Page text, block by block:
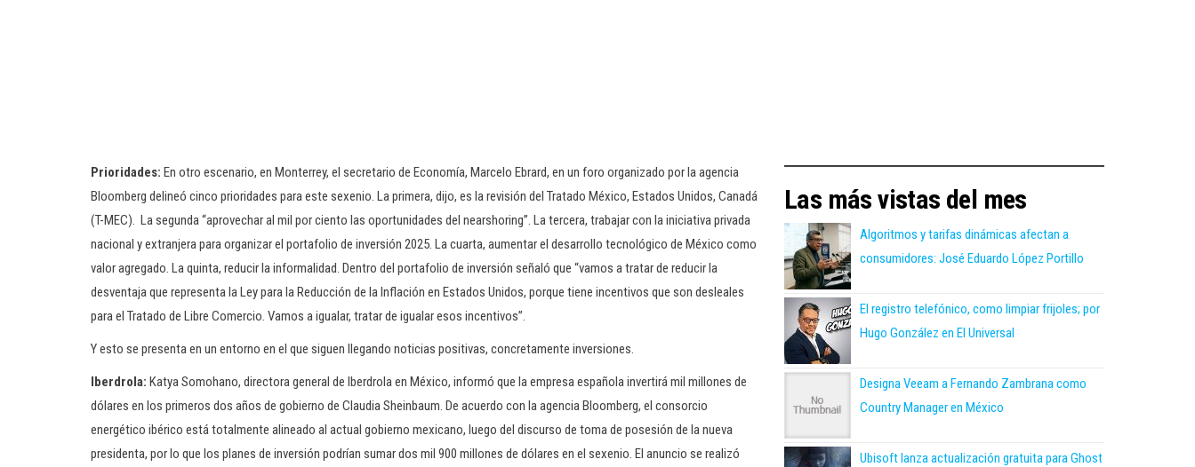
Prioridades: En otro escenario, en Monterrey, el secretario de Economía, Marcelo Ebrard, en un foro organizado por la agencia
Bloomberg delineó cinco prioridades para este sexenio. La primera, dijo, es la revisión del Tratado México, Estados Unidos, Canadá
(T-MEC). La segunda “aprovechar al mil por ciento las oportunidades del nearshoring”. La tercera, trabajar con la iniciativa privada
nacional y extranjera para organizar el portafolio de inversión 2025. La cuarta, aumentar el desarrollo tecnológico de México como
valor agregado. La quinta, reducir la informalidad. Dentro del portafolio de inversión señaló que “vamos a tratar de reducir la
desventaja que representa la Ley para la Reducción de la Inflación en Estados Unidos, porque tiene incentivos que son desleales
para el Tratado de Libre Comercio. Vamos a igualar, tratar de igualar esos incentivos”.
Y esto se presenta en un entorno en el que siguen llegando noticias positivas, concretamente inversiones.
Iberdrola: Katya Somohano, directora general de Iberdrola en México, informó que la empresa española invertirá mil millones de
dólares en los primeros dos años de gobierno de Claudia Sheinbaum. De acuerdo con la agencia Bloomberg, el consorcio
energético ibérico está totalmente alineado al actual gobierno mexicano, luego del discurso de toma de posesión de la nueva
presidenta, por lo que los planes de inversión podrían sumar dos mil 900 millones de dólares en el sexenio. El anuncio se realizó
Las más vistas del mes
Algoritmos y tarifas dinámicas afectan a
consumidores: José Eduardo López Portillo
El registro telefónico, como limpiar frijoles; por
Hugo González en El Universal
Designa Veeam a Fernando Zambrana como
Country Manager en México
Ubisoft lanza actualización gratuita para Ghost